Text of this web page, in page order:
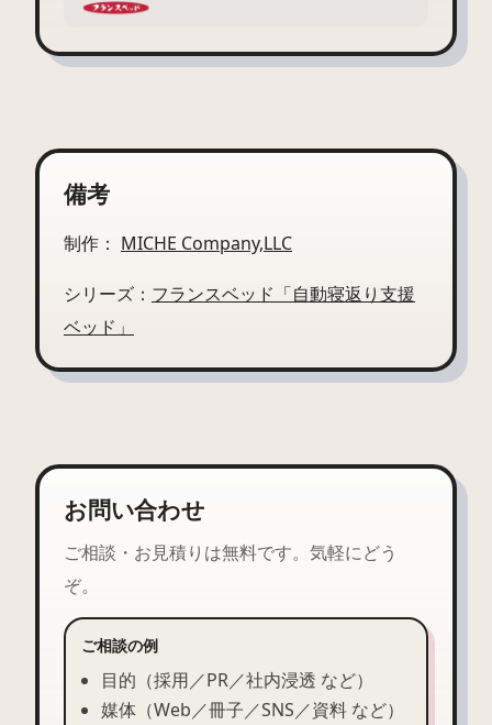
備考
制作： MICHE Company,LLC
シリーズ： フランスベッド「自動寝返り支援
ベッド」
お問い合わせ
ご相談・お見積りは無料です。気軽にどう
ぞ。
ご相談の例
目的（採用／PR／社内浸透 など）
媒体（Web／冊子／SNS／資料 など）